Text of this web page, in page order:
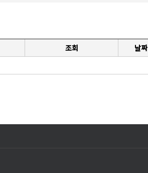
조회
날짜